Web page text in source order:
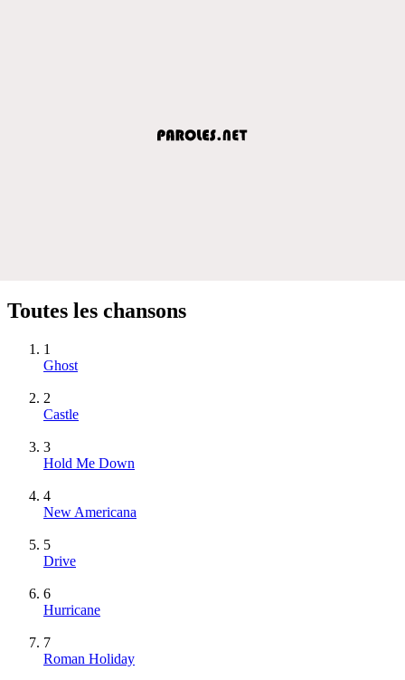
Toutes les chansons
1
Ghost
2
Castle
3
Hold Me Down
4
New Americana
5
Drive
6
Hurricane
7
Roman Holiday